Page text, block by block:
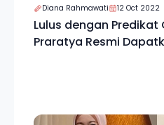
Diana Rahmawati 12 Oct 2022
Lulus dengan
Praratya Resmi